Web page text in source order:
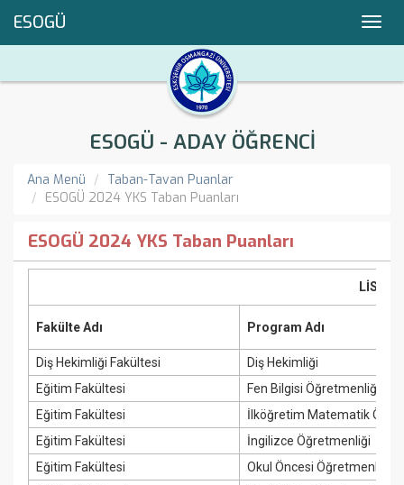
ESOGÜ
ESOGÜ - ADAY ÖĞRENCİ
Ana Menü
Taban-Tavan Puanlar
ESOGÜ 2024 YKS Taban Puanları
ESOGÜ 2024 YKS Taban Puanları
Fakülte Adı Program Adı
Diş Hekimliği Fakültesi
Diş Hekimliği
Eğitim Fakültesi
Fen Bilgisi Öğretmenliği
Eğitim Fakültesi
İlköğretim Matematik
Eğitim Fakültesi
İngilizce Öğretmenliği
Eğitim Fakültesi
Okul Öncesi Öğretmenliği